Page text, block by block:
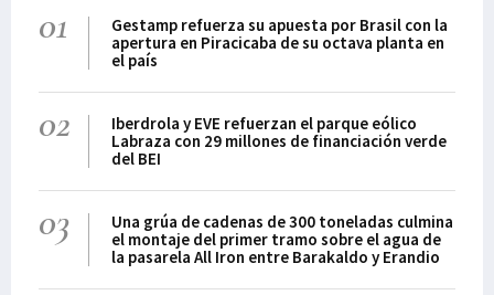
01
Gestamp refuerza su apuesta por Brasil con la
apertura en Piracicaba de su octava planta en
el país
02
Iberdrola y EVE refuerzan el parque eólico
Labraza con 29 millones de financiación verde
del BEI
03
Una grúa de cadenas de 300 toneladas culmina
el montaje del primer tramo sobre el agua de
la pasarela All Iron entre Barakaldo y Erandio